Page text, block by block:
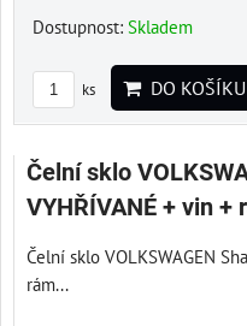
Dostupnost: Skladem
ks DO KOŠÍKU
Čelní sklo
VYHŘÍVANÉ + vin +
Čelní sklo VOLKSWAGEN
rám...